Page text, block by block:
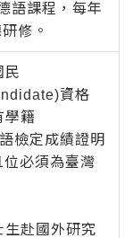
語課程，每年
修。
民
資格
學籍
檢定成績證明
必須為臺灣
生赴國外研究